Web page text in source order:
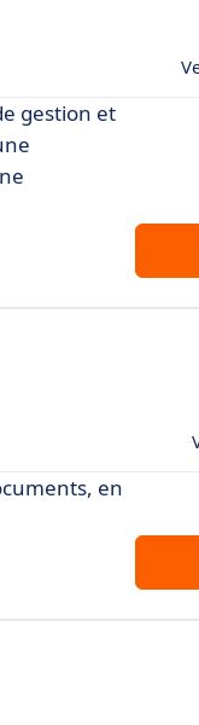
gestion et
en